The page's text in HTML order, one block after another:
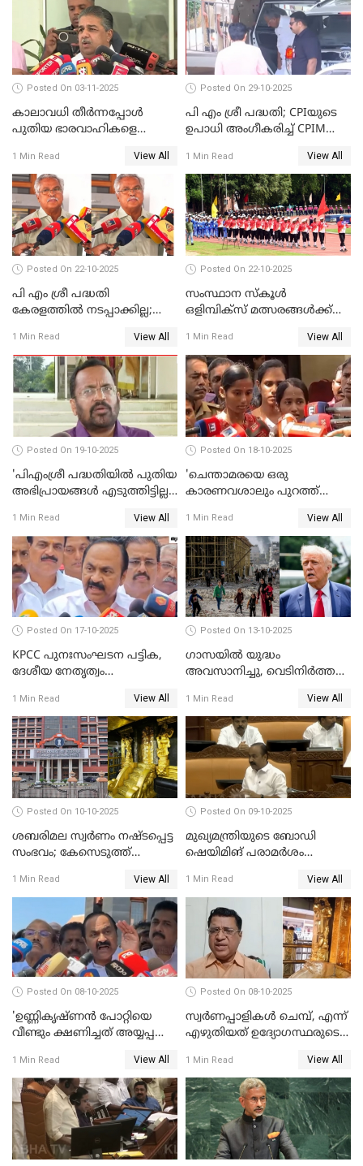
Posted On 03-11-2025
കാലാവധി തീര്‍ന്നപ്പോള്‍
പുതിയ ഭാരവാഹികളെ
WATCH VIDEO
1 Min Read View All
Posted On 29-10-2025
പി എം ശ്രീ പദ്ധതി; CPIയുടെ
ഉപാധി അംഗീകരിച്ച് CPIM
1 Min Read View All
Posted On 22-10-2025
പി എം ശ്രീ പദ്ധതി
കേരളത്തില്‍ നടപ്പാക്കില്ല;
VIDEO
1 Min Read View All
Posted On 22-10-2025
സംസ്ഥാന സ്‌കൂള്‍
ഒളിമ്പിക്‌സ് മത്സരങ്ങള്‍ക്ക്
1 Min Read View All
Posted On 19-10-2025
'പിഎംശ്രീ പദ്ധതിയില്‍ പുതിയ
അഭിപ്രായങ്ങള്‍ എടുത്തിട്ടില്ല';
1 Min Read View All
Posted On 18-10-2025
'ചെന്താമരയെ ഒരു
കാരണവശാലും പുറത്ത്
തങ്ങള്‍ക്ക് ഭയമാണ്';
സജിതയുടെ പെണ്‍മക്കള്‍
WATCH VIDEO
1 Min Read View All
Posted On 17-10-2025
KPCC പുനഃസംഘടന പട്ടിക,
ദേശീയ നേതൃത്വം
ഡി സതീശന്‍ WATCH VIDEO
1 Min Read View All
Posted On 13-10-2025
ഗാസയില്‍ യുദ്ധം
അവസാനിച്ചു, വെടിനിര്‍ത്തല്‍
1 Min Read View All
Posted On 10-10-2025
ശബരിമല സ്വര്‍ണം നഷ്ടപ്പെട്ട
സംഭവം; കേസെടുത്ത്
ഉത്തരവിട്ട് ഹൈക്കോടതി
WATCH VIDEO
1 Min Read View All
Posted On 09-10-2025
മുഖ്യമന്ത്രിയുടെ ബോഡി
ഷെയിമിങ് പരാമര്‍ശം
പ്രതിപക്ഷം WATCH VIDEO
1 Min Read View All
Posted On 08-10-2025
'ഉണ്ണികൃഷ്ണന്‍ പോറ്റിയെ
വീണ്ടും ക്ഷണിച്ചത് അയ്യപ്പ
അടിച്ചുമാറ്റാനാണെന്ന്
സംശയമുണ്ട്'; വി ഡി
സതീശൻ
1 Min Read View All
Posted On 08-10-2025
സ്വർണപ്പാളികൾ ചെമ്പ്, എന്ന്
എഴുതിയത് ഉദ്യോഗസ്ഥരുടെ
ടി.കെ.രാജഗോപാല്‍
1 Min Read View All